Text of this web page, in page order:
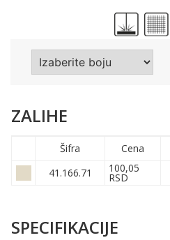
ZALIHE
Šifra Cena
41.166.71
100,05
RSD
SPECIFIKACIJE